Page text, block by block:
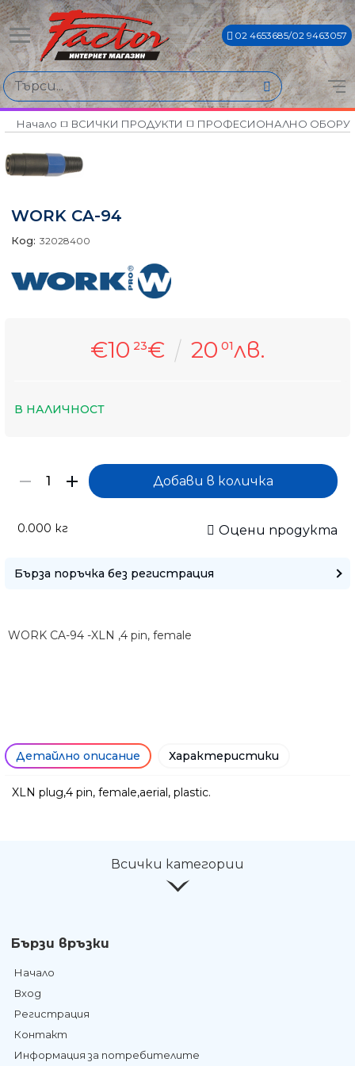
02 4653685/02 9463057
Начало ВСИЧКИ ПРОДУКТИ ПРОФЕСИОНАЛНО
WORK CA-94
Код: 32028400
€10 23€ 20 01лв.
В НАЛИЧНОСТ
0.000 кг Оцени продукта
Бърза поръчка без регистрация Само
Ние ще се свържем с вас в
WORK CA-94 -XLN ,4 pin, female
Детайлно описание Характеристики
XLN plug,4 pin, female,aerial, plastic.
Всички категории
Бързи връзки
Начало
Вход
Регистрация
Контакт
Информация за потребителите